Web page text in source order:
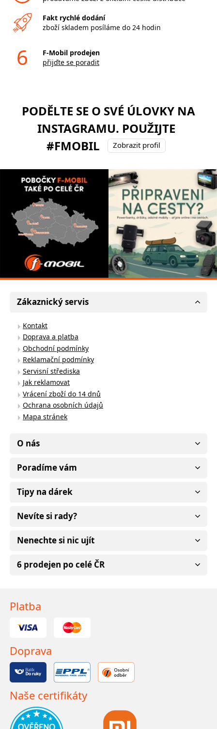
Fakt rychlé dodání
zboží skladem posíláme do 24 hodin
6
F-Mobil prodejen
přijďte se poradit
PODĚLTE SE O SVÉ ÚLOVKY NA
INSTAGRAMU. POUŽIJTE
#FMOBIL
Zobrazit profil
Zákaznický servis
Kontakt
Doprava a platba
Obchodní podmínky
Reklamační podmínky
Servisní střediska
Jak reklamovat
Vrácení zboží do 14 dnů
Ochrana osobních údajů
Mapa stránek
O nás
Poradíme vám
Tipy na dárek
Nevíte si rady?
Nenechte si nic ujít
6 prodejen po celé ČR
Platba
Doprava
Naše certifikáty